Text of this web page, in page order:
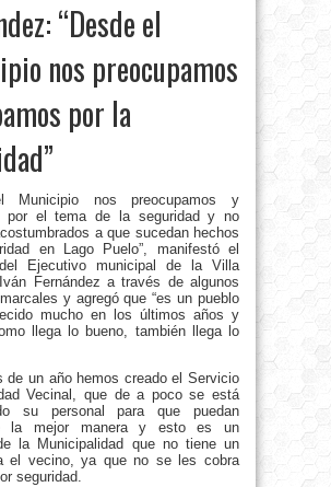
“Desde el
nos preocupamos
por la
Municipio nos preocupamos y
por el tema de la seguridad y no
a que sucedan hechos
en Lago Puelo”, manifestó el
Ejecutivo municipal de la Villa
Fernández a través de algunos
y agregó que “es un pueblo
mucho en los últimos años y
llega lo bueno, también llega lo
de un año hemos creado el Servicio
Vecinal, que de a poco se está
su personal para que puedan
la mejor manera y esto es un
la Municipalidad que no tiene un
el vecino, ya que no se les cobra
seguridad.